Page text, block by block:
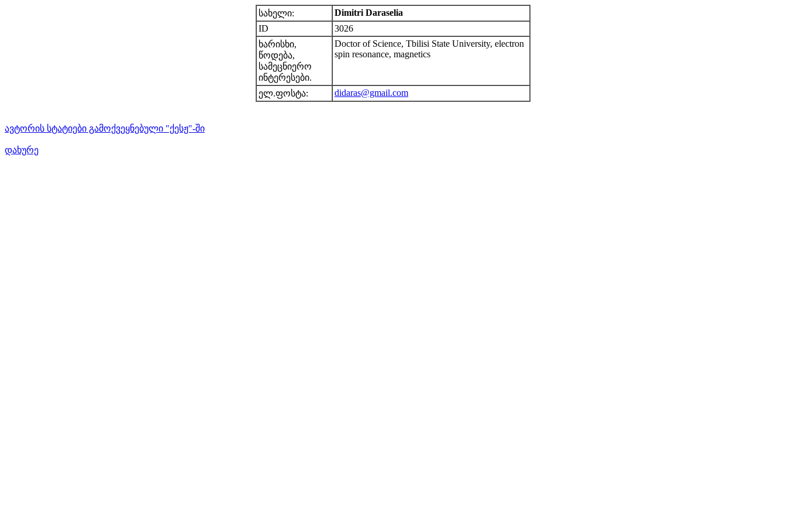
სახელი:
Dimitri Daraselia
ID
3026
ხარისხი,
წოდება,
სამეცნიერო
ინტერესები.
Doctor of Science, Tbilisi State University, electron
spin resonance, magnetics
ელ.ფოსტა: didaras@gmail.com
ავტორის სტატიები გამოქვეყნებული "ქესჟ"-ში
დახურე